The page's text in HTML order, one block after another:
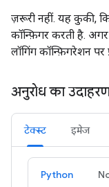
ज़रूरी नहीं. यह कुकी,
कॉन्फ़िगर करती है.
लॉगिंग कॉन्फ़िगरेशन पर
अनुरोध का
टेक्स्ट इमेज
Python